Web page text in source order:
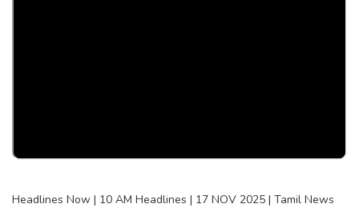
Headlines Now | 10 AM Headlines | 17 NOV 2025 | Tamil News